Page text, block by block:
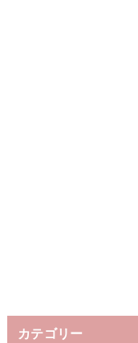
カテゴリー